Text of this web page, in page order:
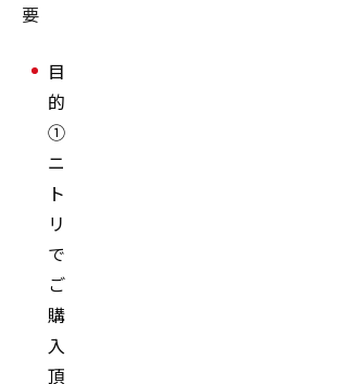
要
目
的
①
ニ
ト
リ
で
ご
購
入
頂